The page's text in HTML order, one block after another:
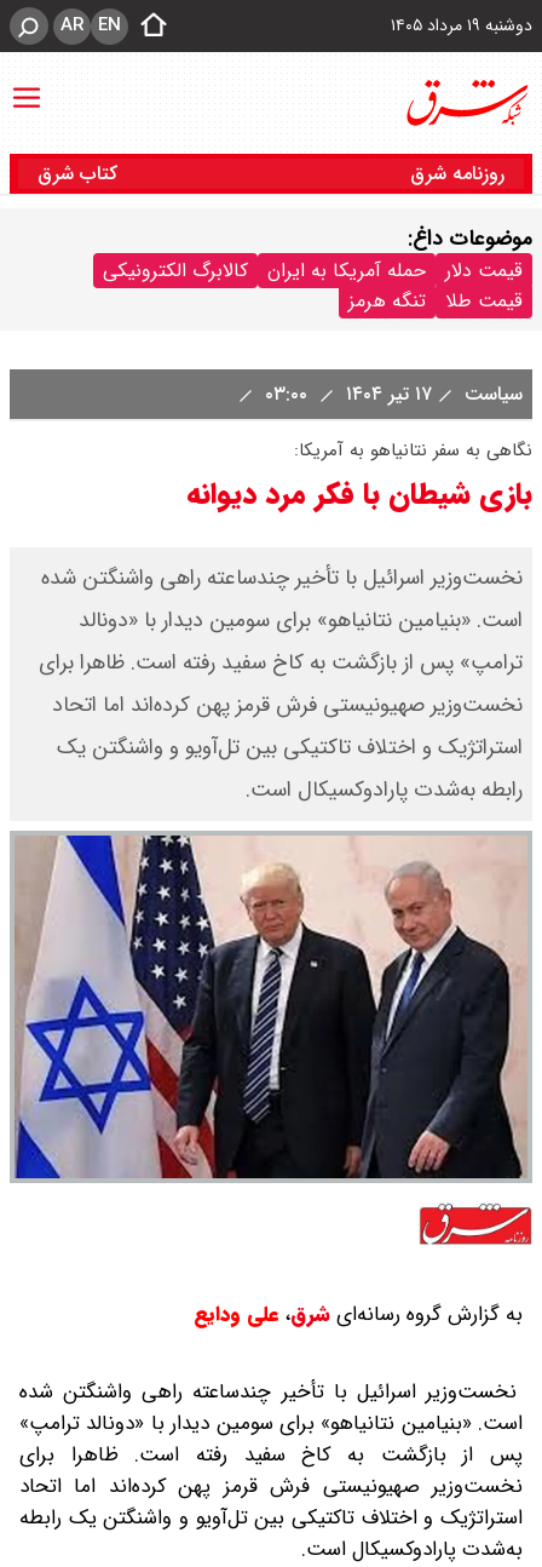
دوشنبه ۱۹ مرداد ۱۴۰۵ EN
AR
روزنامه شرق کتاب شرق
موضوعات داغ:
قیمت دلار حمله آمریکا به ایران
کالابرگ الکترونیکی
قیمت طلا
تنگه هرمز
سیاست ۱۷ تیر ۱۴۰۴
نگاهی به سفر نتانیاهو به آمریکا:
بازی شیطان با فکر مرد دیوانه
نخست‌وزیر اسرائیل با تأخیر چندساعته راهی واشنگتن شده‌
است. «بنیامین نتانیاهو» برای سومین دیدار با «دونالد
ترامپ» پس از بازگشت به کاخ سفید رفته‌ است. ظاهرا برای
نخست‌وزیر صهیونیستی فرش قرمز پهن کرده‌اند اما اتحاد
استراتژیک و اختلاف تاکتیکی بین تل‌آویو و واشنگتن یک
رابطه به‌شدت پارادوکسیکال است.
به گزارش گروه رسانه‌ایشرق، ‌علی ودایع
نخست‌وزیر اسرائیل با تأخیر چندساعته راهی واشنگتن شده‌
است. «بنیامین نتانیاهو» برای سومین دیدار با «دونالد ترامپ»
پس از بازگشت به کاخ سفید رفته‌ است. ظاهرا برای
نخست‌وزیر صهیونیستی فرش قرمز پهن کرده‌اند اما اتحاد
استراتژیک و اختلاف تاکتیکی بین تل‌آویو و واشنگتن یک رابطه
به‌شدت پارادوکسیکال است.